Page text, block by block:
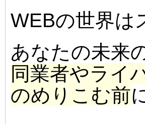
WEBの世界は
あなたの未来
同業者やライ
のめりこむ前